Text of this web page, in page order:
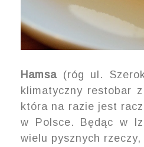
Hamsa (róg ul.
klimatyczny restobar
która na razie jest
w Polsce. Będąc w
wielu pysznych